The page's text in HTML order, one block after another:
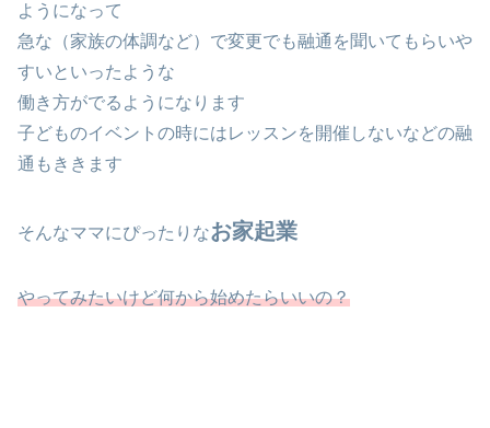
ようになって
急な（家族の体調など）で変更でも融通を聞いてもらいや
すいといったような
働き方がでるようになります
子どものイベントの時にはレッスンを開催しないなどの融
通もききます
そんなママにぴったりなお家起業
やってみたいけど何から始めたらいいの？